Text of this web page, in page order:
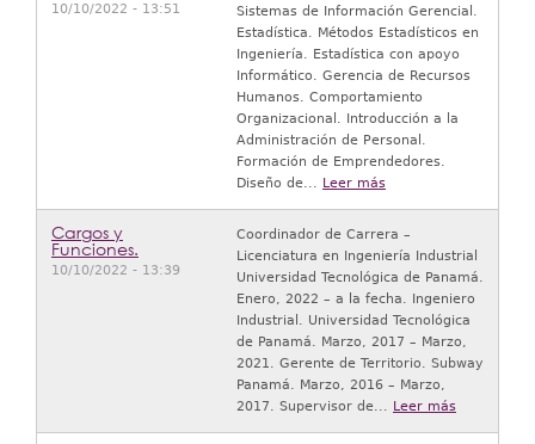
10/10/2022 - 13:51
Sistemas de Información Gerencial.
Estadística. Métodos Estadísticos en
Ingeniería. Estadística con apoyo
Informático. Gerencia de Recursos
Humanos. Comportamiento
Organizacional. Introducción a la
Administración de Personal.
Formación de Emprendedores.
Diseño de... Leer más
Cargos y
Funciones.
10/10/2022 - 13:39
Coordinador de Carrera –
Licenciatura en Ingeniería Industrial
Universidad Tecnológica de Panamá.
Enero, 2022 – a la fecha. Ingeniero
Industrial. Universidad Tecnológica
de Panamá. Marzo, 2017 – Marzo,
2021. Gerente de Territorio. Subway
Panamá. Marzo, 2016 – Marzo,
2017. Supervisor de... Leer más